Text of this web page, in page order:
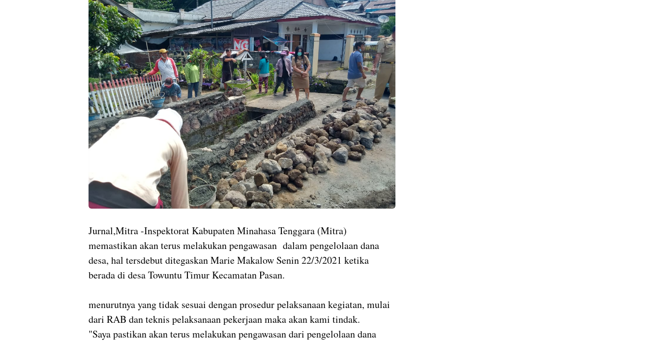
Jurnal,Mitra -Inspektorat Kabupaten Minahasa Tenggara (Mitra)
memastikan akan terus melakukan pengawasan dalam pengelolaan dana
desa, hal tersdebut ditegaskan Marie Makalow Senin 22/3/2021 ketika
berada di desa Towuntu Timur Kecamatan Pasan.
menurutnya yang tidak sesuai dengan prosedur pelaksanaan kegiatan, mulai
dari RAB dan teknis pelaksanaan pekerjaan maka akan kami tindak.
"Saya pastikan akan terus melakukan pengawasan dari pengelolaan dana